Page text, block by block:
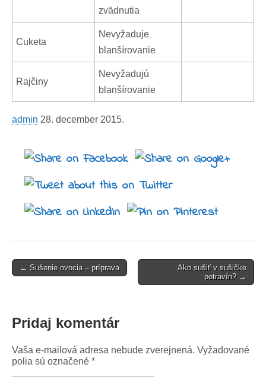
zvädnutia
Cuketa
Nevyžaduje
blanšírovanie
Rajčiny
Nevyžadujú
blanšírovanie
admin 28. december 2015.
Post navigation
← Sušenie ovocia – príprava
Ako sušiť v sušičke
potravín? →
Pridaj komentár
Vaša e-mailová adresa nebude zverejnená. Vyžadované
polia sú označené *